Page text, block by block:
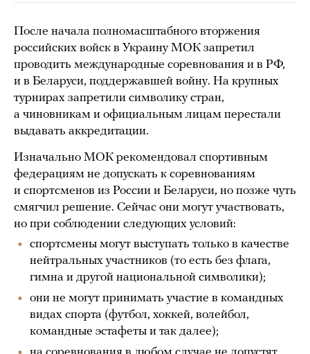
После начала полномасштабного вторжения
российских войск в Украину МОК запретил
проводить международные соревнования и в РФ,
и в Беларуси, поддержавшей войну. На крупных
турнирах запретили символику стран,
а чиновникам и официальным лицам перестали
выдавать аккредитации.
Изначально МОК рекомендовал спортивным
федерациям не допускать к соревнованиям
и спортсменов из России и Беларуси, но позже чуть
смягчил решение. Сейчас они могут участвовать,
но при соблюдении следующих условий:
спортсмены могут выступать только в качестве
нейтральных участников (то есть без флага,
гимна и другой национальной символики);
они не могут принимать участие в командных
видах спорта (футбол, хоккей, волейбол,
командные эстафеты и так далее);